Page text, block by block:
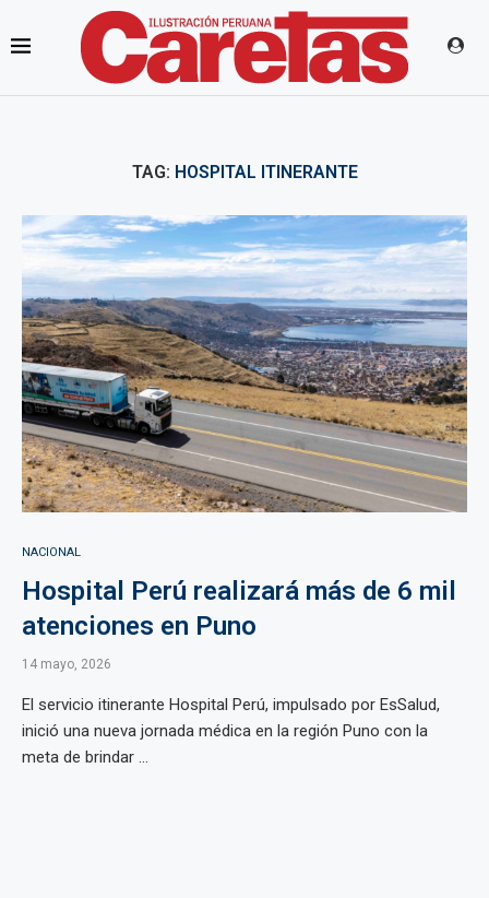
TAG: HOSPITAL ITINERANTE
NACIONAL
Hospital Perú realizará más de 6 mil
atenciones en Puno
14 mayo, 2026
El servicio itinerante Hospital Perú, impulsado por EsSalud,
inició una nueva jornada médica en la región Puno con la
meta de brindar ...